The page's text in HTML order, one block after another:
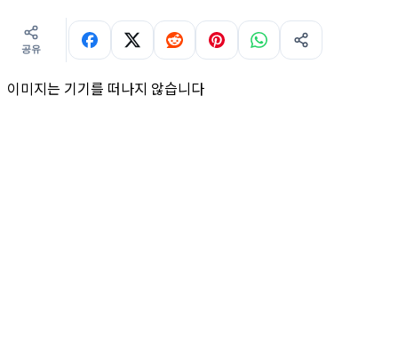
공유
이미지는 기기를 떠나지 않습니다